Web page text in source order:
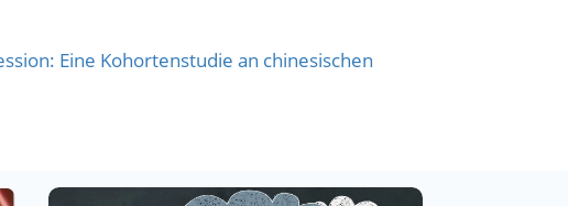
Eine Kohortenstudie an chinesischen